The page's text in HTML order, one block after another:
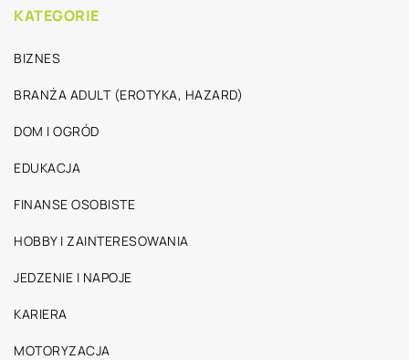
KATEGORIE
BIZNES
BRANŻA ADULT (EROTYKA, HAZARD)
DOM I OGRÓD
EDUKACJA
FINANSE OSOBISTE
HOBBY I ZAINTERESOWANIA
JEDZENIE I NAPOJE
KARIERA
MOTORYZACJA